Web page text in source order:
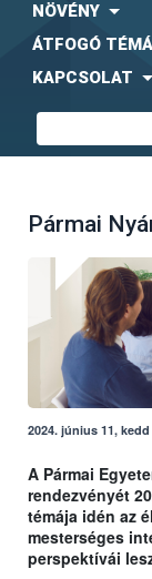
NÖVÉNY
ÁTFOGÓ
KAPCSOLAT
Pármai
2024. június 11, kedd
A Pármai
rendezvényét
témája idén az
mesterséges
perspektívái